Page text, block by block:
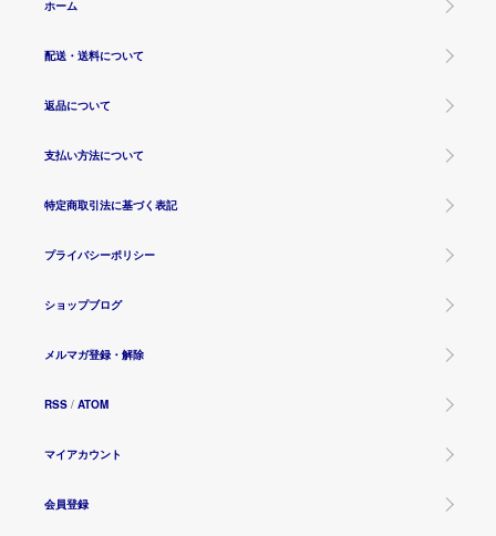
ホーム
配送・送料について
返品について
支払い方法について
特定商取引法に基づく表記
プライバシーポリシー
ショップブログ
メルマガ登録・解除
RSS / ATOM
マイアカウント
会員登録